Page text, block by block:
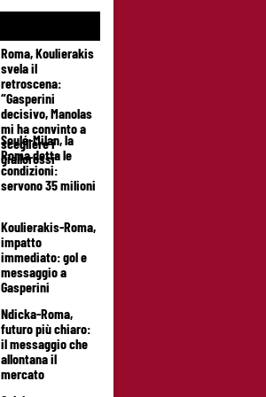
Roma, Koulierakis
svela il
retroscena:
“Gasperini
decisivo, Manolas
mi ha convinto a
scegliere i
giallorossi”
Soulé-Milan, la
Roma detta le
condizioni:
servono 35 milioni
Koulierakis-Roma,
impatto
immediato: gol e
messaggio a
Gasperini
Ndicka-Roma,
futuro più chiaro:
il messaggio che
allontana il
mercato